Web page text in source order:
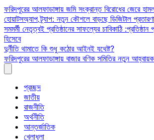
Skip
to
content
ফরিদপুরের আলফাডাঙ্গায় জমি সংক্রান্ত বিরোধের জেরে
হোয়াটসঅ্যাপ ট্র্যাপ: নতুন কৌশলে বাড়ছে ডিজিটাল প্রতারণা
সমমর্মী নেতৃত্বই প্রতিষ্ঠানের সাফল্যের চাবিকাঠি
হিসেবে
দুর্নীতি থামাতে কি শুধু কঠোর আইনই যথেষ্ট?
ফরিদপুরের আলফাডাঙ্গায় বাজার বণিক সমিতির নতুন
প্রচ্ছদ
জাতীয়
রাজনীতি
অর্থনীতি
আন্তর্জাতিক
খেলাধুলা